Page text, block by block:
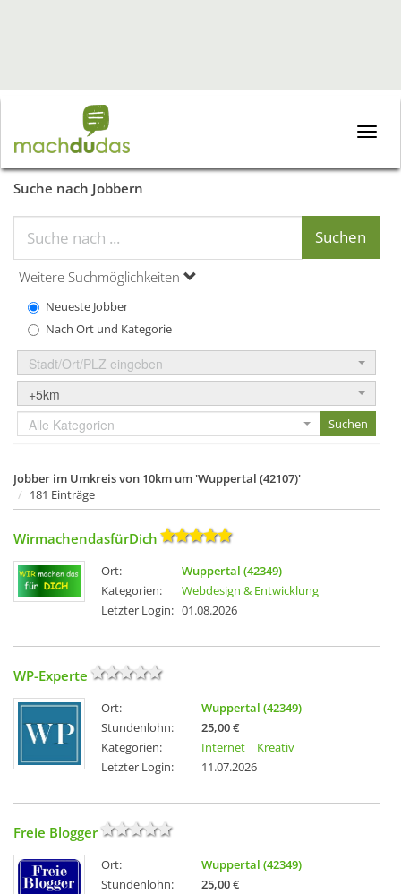
Toggle
Suche nach Jobbern
Weitere Suchmöglichkeiten
Neueste Jobber
Nach Ort und Kategorie
Stadt/Ort/PLZ eingeben
+5km
Alle Kategorien
Jobber im Umkreis von 10km um 'Wuppertal (42107)'
181 Einträge
WirmachendasfürDich
Ort:
Wuppertal (42349)
Kategorien:
Webdesign & Entwicklung
Letzter Login: 01.08.2026
WP-Experte
Ort:
Wuppertal (42349)
Stundenlohn:
25,00 €
Kategorien:
Internet
Kreativ
Letzter Login:
11.07.2026
Freie Blogger
Ort:
Wuppertal (42349)
Stundenlohn:
25,00 €